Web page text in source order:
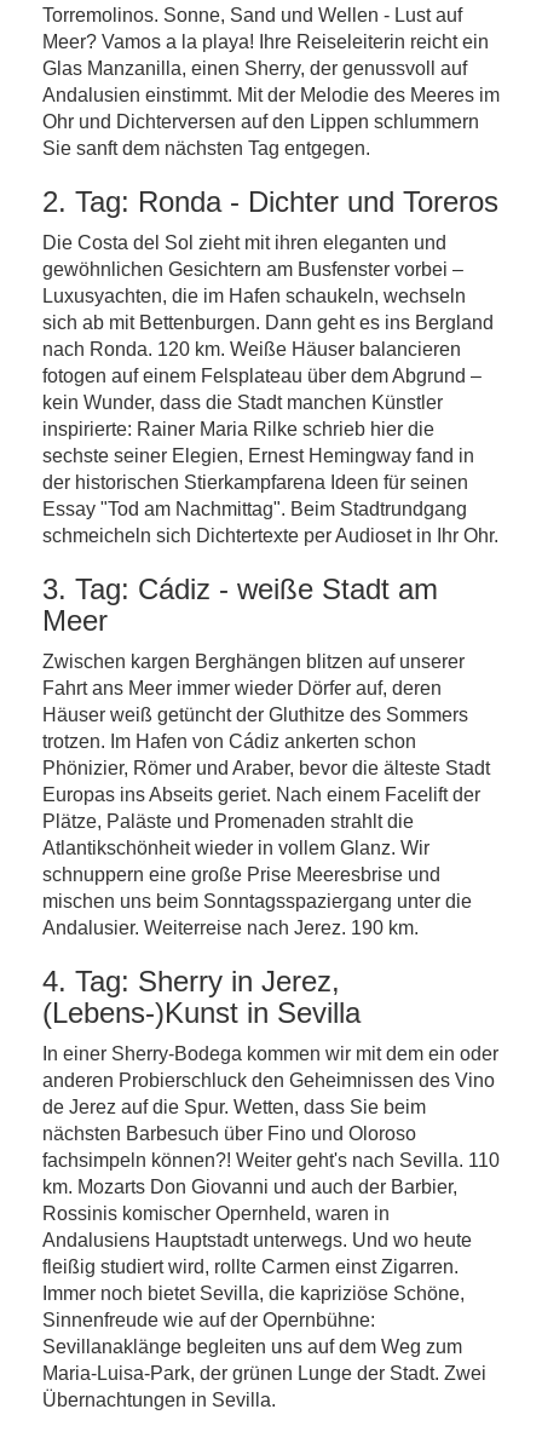
Torremolinos. Sonne, Sand und Wellen - Lust auf
Meer? Vamos a la playa! Ihre Reiseleiterin reicht ein
Glas Manzanilla, einen Sherry, der genussvoll auf
Andalusien einstimmt. Mit der Melodie des Meeres im
Ohr und Dichterversen auf den Lippen schlummern
Sie sanft dem nächsten Tag entgegen.
2. Tag: Ronda - Dichter und Toreros
Die Costa del Sol zieht mit ihren eleganten und
gewöhnlichen Gesichtern am Busfenster vorbei –
Luxusyachten, die im Hafen schaukeln, wechseln
sich ab mit Bettenburgen. Dann geht es ins Bergland
nach Ronda. 120 km. Weiße Häuser balancieren
fotogen auf einem Felsplateau über dem Abgrund –
kein Wunder, dass die Stadt manchen Künstler
inspirierte: Rainer Maria Rilke schrieb hier die
sechste seiner Elegien, Ernest Hemingway fand in
der historischen Stierkampfarena Ideen für seinen
Essay "Tod am Nachmittag". Beim Stadtrundgang
schmeicheln sich Dichtertexte per Audioset in Ihr Ohr.
3. Tag: Cádiz - weiße Stadt am
Meer
Zwischen kargen Berghängen blitzen auf unserer
Fahrt ans Meer immer wieder Dörfer auf, deren
Häuser weiß getüncht der Gluthitze des Sommers
trotzen. Im Hafen von Cádiz ankerten schon
Phönizier, Römer und Araber, bevor die älteste Stadt
Europas ins Abseits geriet. Nach einem Facelift der
Plätze, Paläste und Promenaden strahlt die
Atlantikschönheit wieder in vollem Glanz. Wir
schnuppern eine große Prise Meeresbrise und
mischen uns beim Sonntagsspaziergang unter die
Andalusier. Weiterreise nach Jerez. 190 km.
4. Tag: Sherry in Jerez,
(Lebens-)Kunst in Sevilla
In einer Sherry-Bodega kommen wir mit dem ein oder
anderen Probierschluck den Geheimnissen des Vino
de Jerez auf die Spur. Wetten, dass Sie beim
nächsten Barbesuch über Fino und Oloroso
fachsimpeln können?! Weiter geht's nach Sevilla. 110
km. Mozarts Don Giovanni und auch der Barbier,
Rossinis komischer Opernheld, waren in
Andalusiens Hauptstadt unterwegs. Und wo heute
fleißig studiert wird, rollte Carmen einst Zigarren.
Immer noch bietet Sevilla, die kapriziöse Schöne,
Sinnenfreude wie auf der Opernbühne:
Sevillanaklänge begleiten uns auf dem Weg zum
Maria-Luisa-Park, der grünen Lunge der Stadt. Zwei
Übernachtungen in Sevilla.